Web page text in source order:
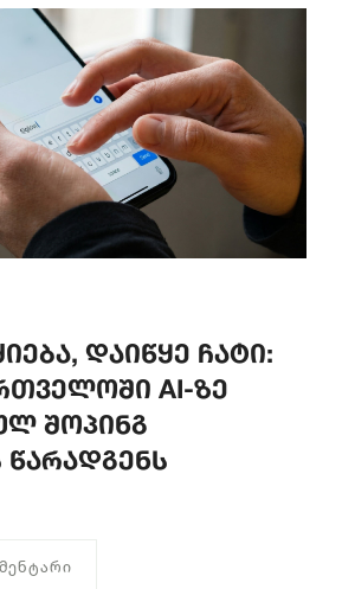
დაიწყე ჩატი:
AI-ზე
შოპინგ
წარადგენს